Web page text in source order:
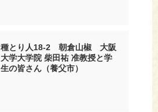
種とり人18-2 朝倉山椒 大阪
大学大学院 柴田祐 准教授と学
生の皆さん（養父市）